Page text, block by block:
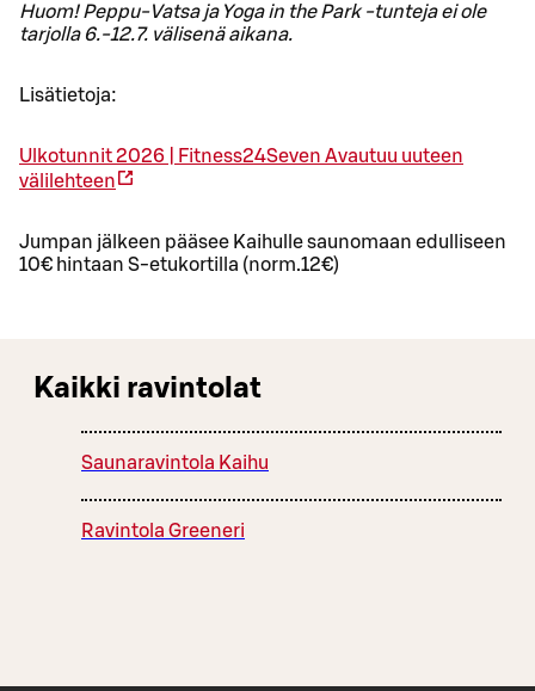
Huom! Peppu-Vatsa ja Yoga in the Park -tunteja ei ole
tarjolla 6.-12.7. välisenä aikana.
Lisätietoja:
Ulkotunnit 2026 | Fitness24Seven Avautuu uuteen
välilehteen
Jumpan jälkeen pääsee Kaihulle saunomaan edulliseen
10€ hintaan S-etukortilla (norm.12€)
Kaikki ravintolat
Saunaravintola Kaihu
Ravintola Greeneri